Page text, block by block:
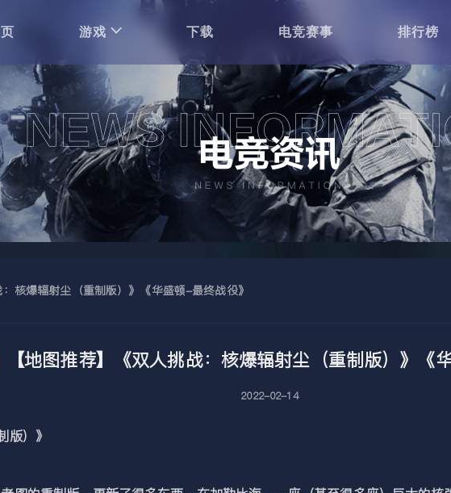
游戏 下载 电竞赛事 排行榜
：核爆辐射尘（重制版）》《华盛顿-最终战役》
【地图推荐】《双人挑战：核爆辐射尘（重制版）》《
2022-02-14
版）》